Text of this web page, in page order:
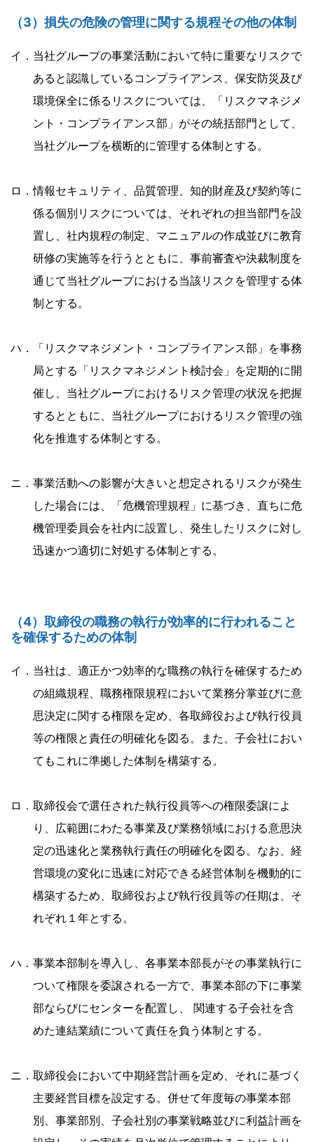
（3）損失の危険の管理に関する規程その他の体制
イ．当社グループの事業活動において特に重要なリスクで
あると認識しているコンプライアンス、保安防災及び
環境保全に係るリスクについては、「リスクマネジメ
ント・コンプライアンス部」がその統括部門として、
当社グループを横断的に管理する体制とする。
ロ．情報セキュリティ、品質管理、知的財産及び契約等に
係る個別リスクについては、それぞれの担当部門を設
置し、社内規程の制定、マニュアルの作成並びに教育
研修の実施等を行うとともに、事前審査や決裁制度を
通じて当社グループにおける当該リスクを管理する体
制とする。
ハ．「リスクマネジメント・コンプライアンス部」を事務
局とする「リスクマネジメント検討会」を定期的に開
催し、当社グループにおけるリスク管理の状況を把握
するとともに、当社グループにおけるリスク管理の強
化を推進する体制とする。
ニ．事業活動への影響が大きいと想定されるリスクが発生
した場合には、「危機管理規程」に基づき、直ちに危
機管理委員会を社内に設置し、発生したリスクに対し
迅速かつ適切に対処する体制とする。
（4）取締役の職務の執行が効率的に行われること
を確保するための体制
イ．当社は、適正かつ効率的な職務の執行を確保するため
の組織規程、職務権限規程において業務分掌並びに意
思決定に関する権限を定め、各取締役および執行役員
等の権限と責任の明確化を図る。また、子会社におい
てもこれに準拠した体制を構築する。
ロ．取締役会で選任された執行役員等への権限委譲によ
り、広範囲にわたる事業及び業務領域における意思決
定の迅速化と業務執行責任の明確化を図る。なお、経
営環境の変化に迅速に対応できる経営体制を機動的に
構築するため、取締役および執行役員等の任期は、そ
れぞれ１年とする。
ハ．事業本部制を導入し、各事業本部長がその事業執行に
ついて権限を委譲される一方で、事業本部の下に事業
部ならびにセンターを配置し、 関連する子会社を含
めた連結業績について責任を負う体制とする。
ニ．取締役会において中期経営計画を定め、それに基づく
主要経営目標を設定する。併せて年度毎の事業本部
別、事業部別、子会社別の事業戦略並びに利益計画を